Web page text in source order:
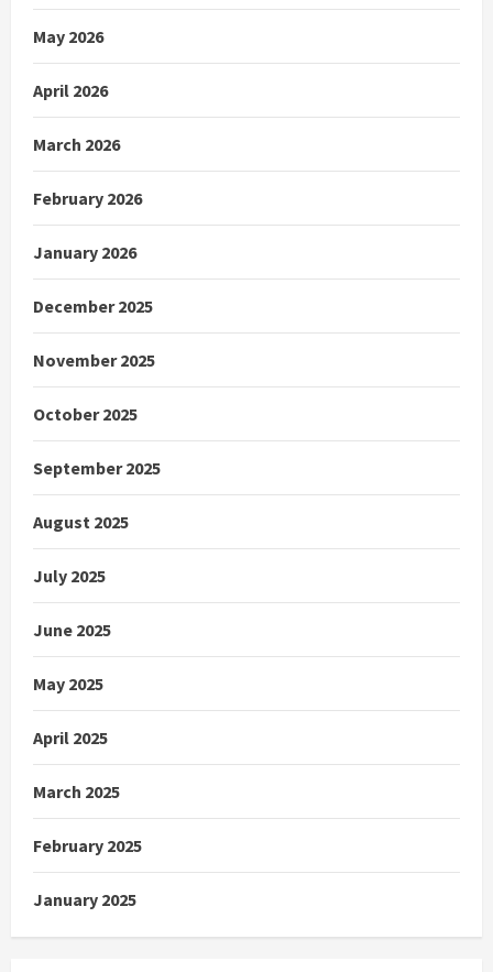
May 2026
April 2026
March 2026
February 2026
January 2026
December 2025
November 2025
October 2025
September 2025
August 2025
July 2025
June 2025
May 2025
April 2025
March 2025
February 2025
January 2025